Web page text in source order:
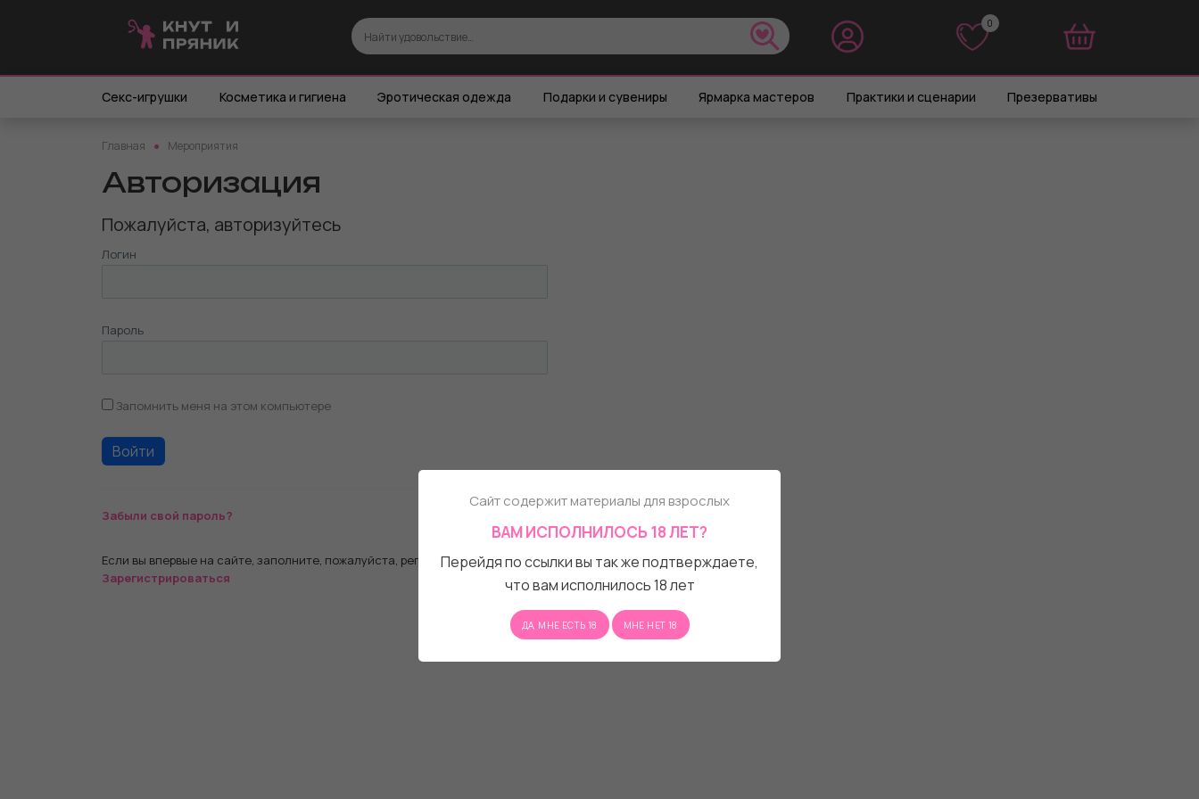
0
Секс-игрушки Косметика и гигиена Эротическая одежда Подарки и сувениры Ярмарка мастеров Практики и сценарии Презервативы
Главная Мероприятия
Авторизация
Пожалуйста, авторизуйтесь
Логин
Пароль
Запомнить меня на этом компьютере
Забыли свой пароль?
Если вы впервые на сайте, заполните, пожалуйста, регистрационную форму.
Зарегистрироваться
Сайт содержит материалы для взрослых
ВАМ ИСПОЛНИЛОСЬ 18 ЛЕТ?
Перейдя по ссылки вы так же подтверждаете,
что вам исполнилось 18 лет
ДА, МНЕ ЕСТЬ 18 МНЕ НЕТ 18